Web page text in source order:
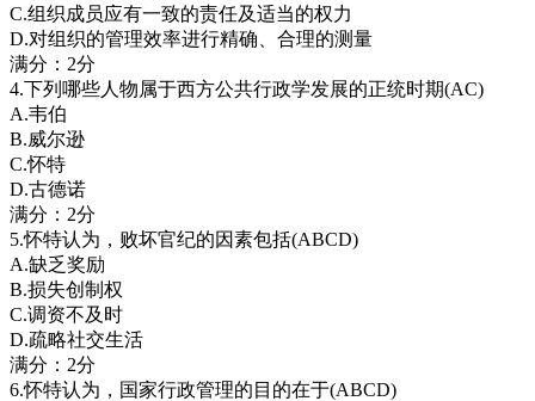
C.组织成员应有一致的责任及适当的权力
D.对组织的管理效率进行精确、合理的测量
满分：2分
4.下列哪些人物属于西方公共行政学发展的正统时期(AC)
A.韦伯
B.威尔逊
C.怀特
D.古德诺
满分：2分
5.怀特认为，败坏官纪的因素包括(ABCD)
A.缺乏奖励
B.损失创制权
C.调资不及时
D.疏略社交生活
满分：2分
6.怀特认为，国家行政管理的目的在于(ABCD)